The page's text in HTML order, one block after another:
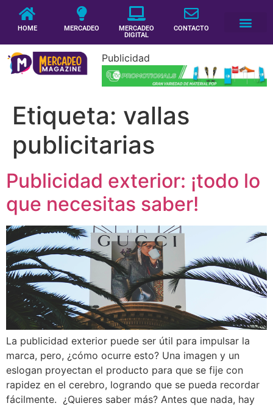
HOME MERCADEO
MERCADEO
DIGITAL
CONTACTO
Publicidad
Etiqueta: vallas
publicitarias
Publicidad exterior: ¡todo lo
que necesitas saber!
La publicidad exterior puede ser útil para impulsar la
marca, pero, ¿cómo ocurre esto? Una imagen y un
eslogan proyectan el producto para que se fije con
rapidez en el cerebro, logrando que se pueda recordar
fácilmente. ¿Quieres saber más? Antes que nada, hay